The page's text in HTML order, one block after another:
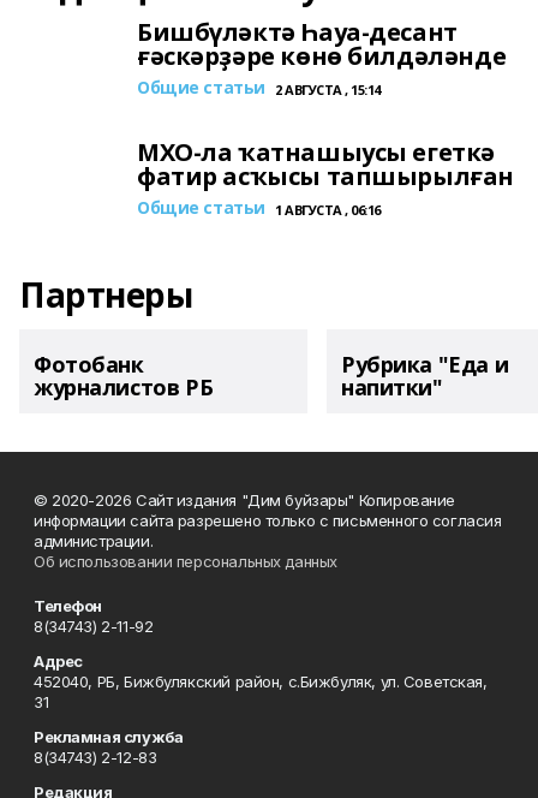
Бишбүләктә Һауа-десант
ғәскәрҙәре көнө билдәләнде
Общие статьи 2 АВГУСТА , 15:14
МХО-ла ҡатнашыусы егеткә
фатир асҡысы тапшырылған
Общие статьи 1 АВГУСТА , 06:16
Партнеры
Фотобанк
журналистов РБ
Рубрика "Еда и
напитки"
© 2020-2026 Сайт издания "Дим буйзары" Копирование
информации сайта разрешено только с письменного согласия
администрации.
Об использовании персональных данных
Телефон
8(34743) 2-11-92
Адрес
452040, РБ, Бижбулякский район, с.Бижбуляк, ул. Советская,
31
Рекламная служба
8(34743) 2-12-83
Редакция